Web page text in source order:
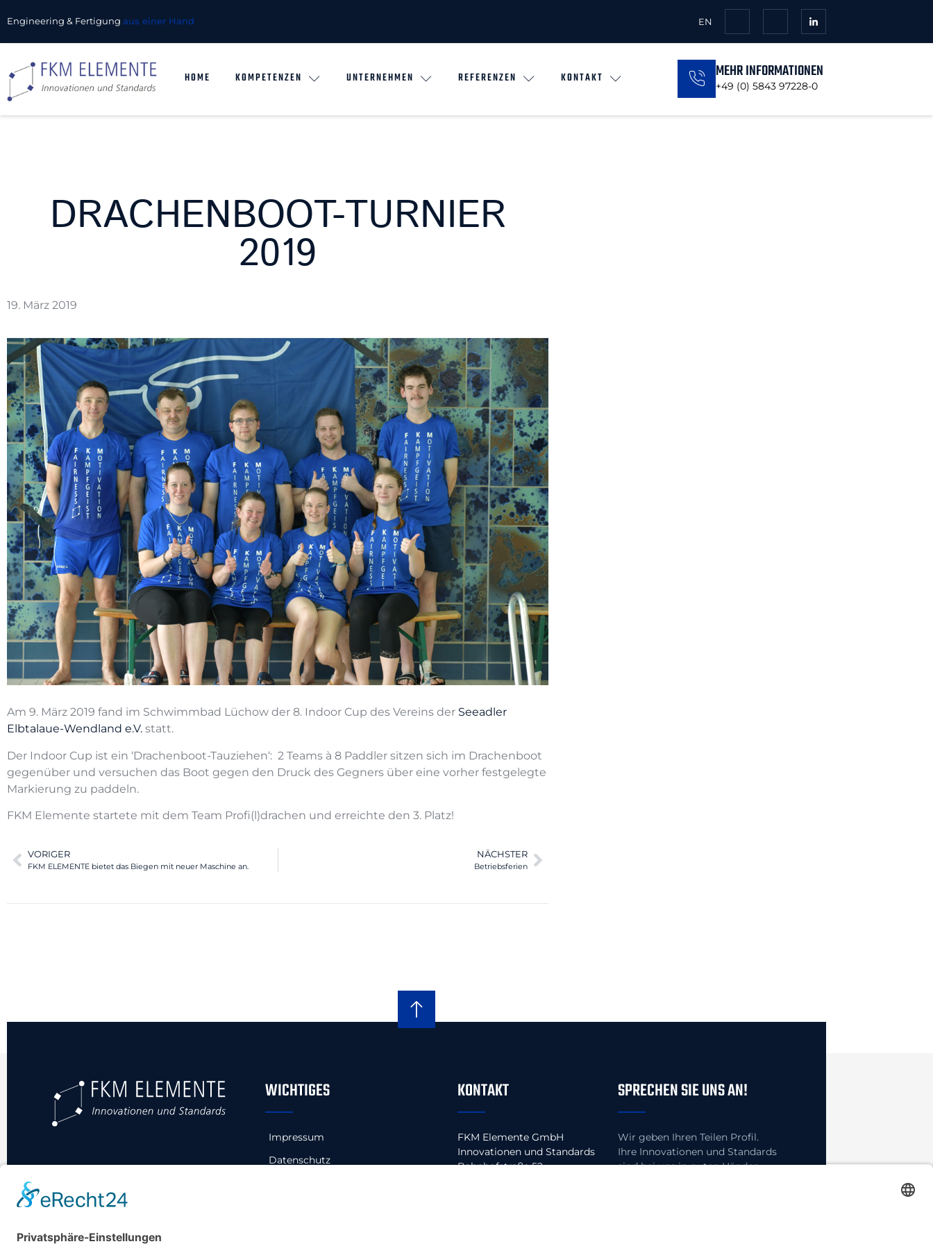
Engineering & Fertigung aus einer Hand EN
HOME KOMPETENZEN UNTERNEHMEN REFERENZEN KONTAKT MEHR INFORMATIONEN
+49 (0) 5843 97228-0
DRACHENBOOT-TURNIER
2019
19. März 2019
Am 9. März 2019 fand im Schwimmbad Lüchow der 8. Indoor Cup des Vereins der Seeadler
Elbtalaue-Wendland e.V. statt.
Der Indoor Cup ist ein ‘Drachenboot-Tauziehen‘: 2 Teams à 8 Paddler sitzen sich im Drachenboot
gegenüber und versuchen das Boot gegen den Druck des Gegners über eine vorher festgelegte
Markierung zu paddeln.
FKM Elemente startete mit dem Team Profi(l)drachen und erreichte den 3. Platz!
VORIGER
FKM ELEMENTE bietet das Biegen mit neuer Maschine an.
NÄCHSTER
Betriebsferien
WICHTIGES
Impressum
Datenschutz
KONTAKT
FKM Elemente GmbH
Innovationen und Standards
Bahnhofstraße 52
SPRECHEN SIE UNS AN!
Wir geben Ihren Teilen Profil.
Ihre Innovationen und Standards
sind bei uns in guten Händen.